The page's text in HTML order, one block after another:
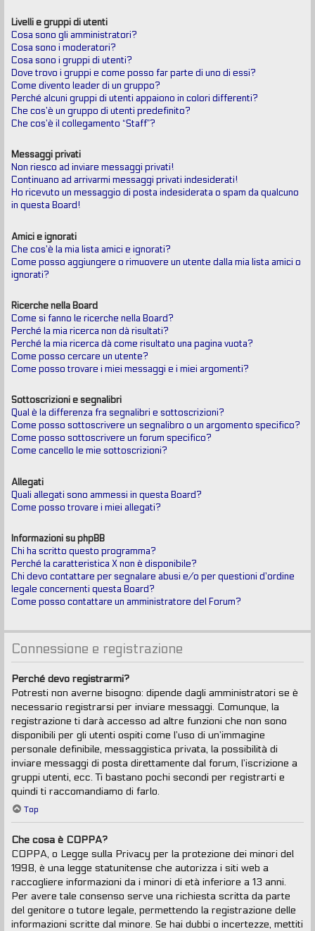
Livelli e gruppi di utenti
Cosa sono gli amministratori?
Cosa sono i moderatori?
Cosa sono i gruppi di utenti?
Dove trovo i gruppi e come posso far parte di uno di essi?
Come divento leader di un gruppo?
Perché alcuni gruppi di utenti appaiono in colori differenti?
Che cos’è un gruppo di utenti predefinito?
Che cos’è il collegamento “Staff”?
Messaggi privati
Non riesco ad inviare messaggi privati!
Continuano ad arrivarmi messaggi privati indesiderati!
Ho ricevuto un messaggio di posta indesiderata o spam da qualcuno
in questa Board!
Amici e ignorati
Che cos’è la mia lista amici e ignorati?
Come posso aggiungere o rimuovere un utente dalla mia lista amici o
ignorati?
Ricerche nella Board
Come si fanno le ricerche nella Board?
Perché la mia ricerca non dà risultati?
Perché la mia ricerca dà come risultato una pagina vuota?
Come posso cercare un utente?
Come posso trovare i miei messaggi e i miei argomenti?
Sottoscrizioni e segnalibri
Qual è la differenza fra segnalibri e sottoscrizioni?
Come posso sottoscrivere un segnalibro o un argomento specifico?
Come posso sottoscrivere un forum specifico?
Come cancello le mie sottoscrizioni?
Allegati
Quali allegati sono ammessi in questa Board?
Come posso trovare i miei allegati?
Informazioni su phpBB
Chi ha scritto questo programma?
Perché la caratteristica X non è disponibile?
Chi devo contattare per segnalare abusi e/o per questioni d’ordine
legale concernenti questa Board?
Come posso contattare un amministratore del Forum?
Connessione e registrazione
Perché devo registrarmi?
Potresti non averne bisogno: dipende dagli amministratori se è
necessario registrarsi per inviare messaggi. Comunque, la
registrazione ti darà accesso ad altre funzioni che non sono
disponibili per gli utenti ospiti come l’uso di un’immagine
personale definibile, messaggistica privata, la possibilità di
inviare messaggi di posta direttamente dal forum, l’iscrizione a
gruppi utenti, ecc. Ti bastano pochi secondi per registrarti e
quindi ti raccomandiamo di farlo.
Top
Che cosa è COPPA?
COPPA, o Legge sulla Privacy per la protezione dei minori del
1998, è una legge statunitense che autorizza i siti web a
raccogliere informazioni da i minori di età inferiore a 13 anni.
Per avere tale consenso serve una richiesta scritta da parte
del genitore o tutore legale, permettendo la registrazione delle
informazioni scritte dal minore. Se hai dubbi o incertezze, mettiti